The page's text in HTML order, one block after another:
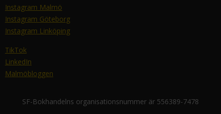
Instagram Malmö
Instagram Göteborg
Instagram Linköping
TikTok
LinkedIn
Malmöbloggen
SF-Bokhandelns organisationsnummer är 556389-7478